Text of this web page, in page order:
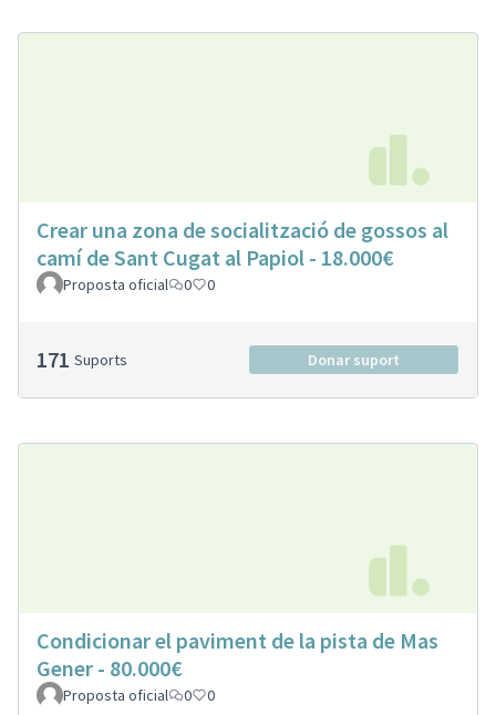
Crear una zona de socialització de gossos al
camí de Sant Cugat al Papiol - 18.000€
Proposta oficial 0 0
171 Suports Donar suport
Condicionar el paviment de la pista de Mas
Gener - 80.000€
Proposta oficial 0 0